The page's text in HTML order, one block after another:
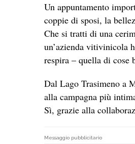
Un appuntamento
coppie di sposi, la
Che si tratti di una
un’azienda vitivinicola
respira – quella di cose
Dal Lago Trasimeno a
alla campagna più
Sì, grazie alla
Messaggio pubblicitario